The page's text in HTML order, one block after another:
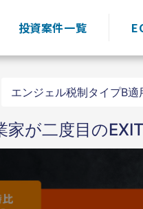
投資案件一覧
エンジェル税制タイプB適
家が二度目の